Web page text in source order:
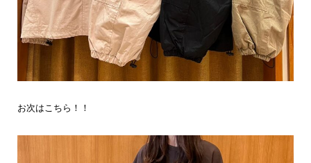
お次はこちら！！